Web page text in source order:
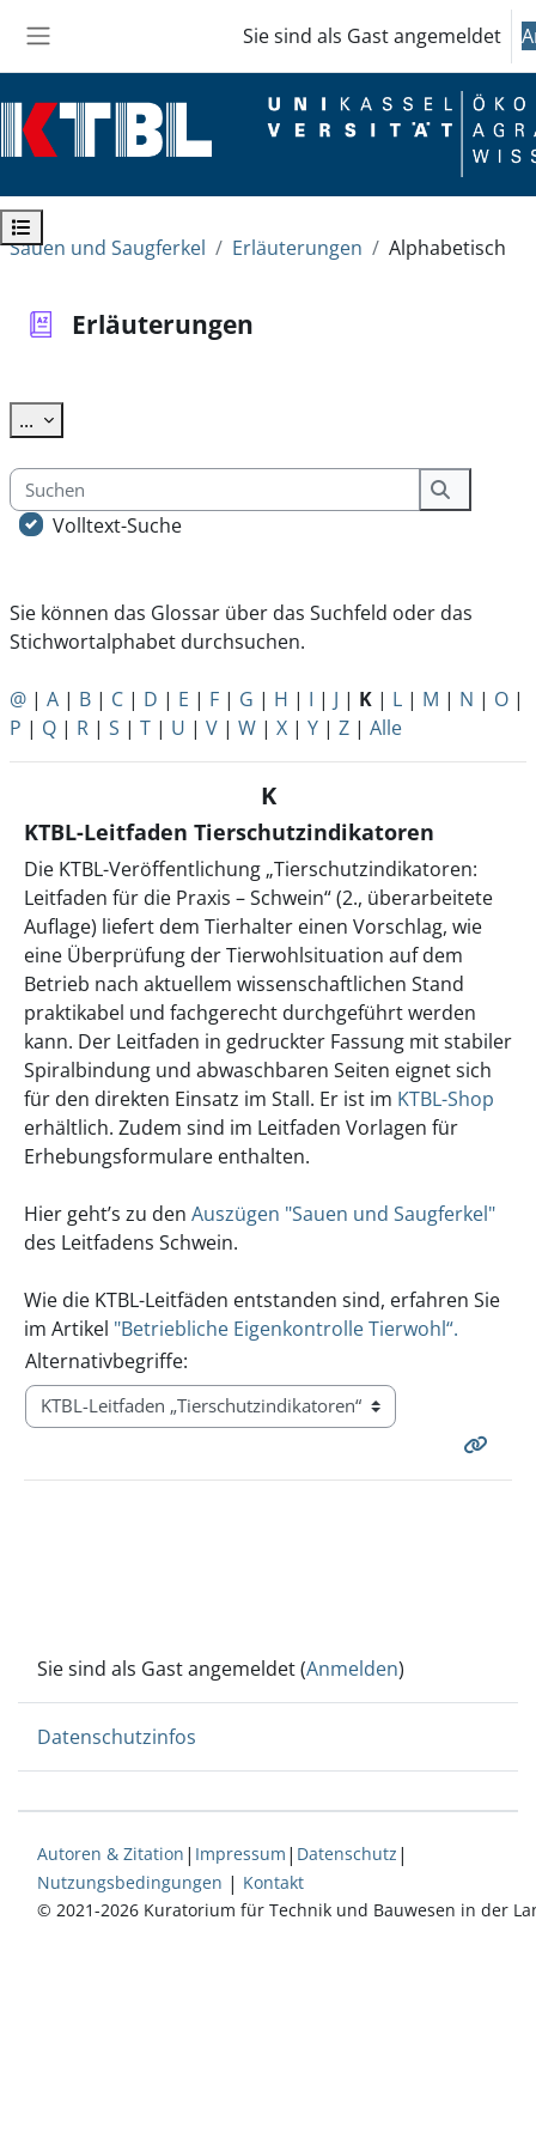
Sie sind als Gast angemeldet
Kursindex öffnen
Sauen und Saugferkel
Erläuterungen Alphabetisch
Erläuterungen
... Einträge exportieren
Suchen
Suchen
Volltext-Suche
Sie können das Glossar über das Suchfeld oder das
Stichwortalphabet durchsuchen.
@ | A | B | C | D | E | F | G | H | I | J | K | L | M | N | O |
P | Q | R | S | T | U | V | W | X | Y | Z | Alle
K
KTBL-Leitfaden Tierschutzindikatoren
Die KTBL-Veröffentlichung „Tierschutzindikatoren:
Leitfaden für die Praxis – Schwein“ (2., überarbeitete
Auflage) liefert dem Tierhalter einen Vorschlag, wie
eine Überprüfung der Tierwohlsituation auf dem
Betrieb nach aktuellem wissenschaftlichen Stand
praktikabel und fachgerecht durchgeführt werden
kann. Der Leitfaden in gedruckter Fassung mit stabiler
Spiralbindung und abwaschbaren Seiten eignet sich
für den direkten Einsatz im Stall. Er ist im KTBL-Shop
erhältlich. Zudem sind im Leitfaden Vorlagen für
Erhebungsformulare enthalten.
Hier geht’s zu den Auszügen "Sauen und Saugferkel"
des Leitfadens Schwein.
Wie die KTBL-Leitfäden entstanden sind, erfahren Sie
im Artikel "Betriebliche Eigenkontrolle Tierwohl“.
Alternativbegriffe:
Sie sind als Gast angemeldet (Anmelden)
Datenschutzinfos
Autoren & Zitation | Impressum | Datenschutz |
Nutzungsbedingungen | Kontakt
© 2021-2026 Kuratorium für Technik und Bauwesen in der